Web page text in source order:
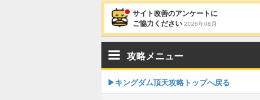
サイト改善のアンケートに
ご協力ください 2026年08月
攻略メニュー
▶︎キングダム頂天攻略トップへ戻る